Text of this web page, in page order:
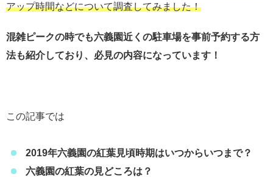
アップ時間などについて調査してみました！
混雑ピークの時でも六義園近くの駐車場を事前予約する方
法も紹介しており、必見の内容になっています！
この記事では
2019年六義園の紅葉見頃時期はいつからいつまで？
六義園の紅葉の見どころは？